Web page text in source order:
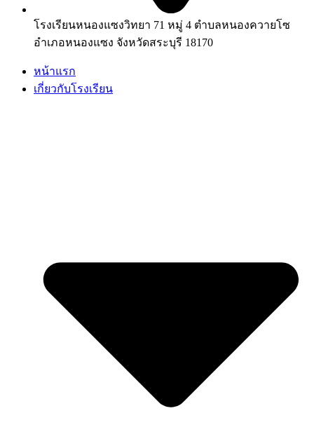
โรงเรียนหนองแซงวิทยา 71 หมู่ 4 ตำบลหนองควายโซ
อำเภอหนองแซง จังหวัดสระบุรี 18170
หน้าแรก
เกี่ยวกับโรงเรียน